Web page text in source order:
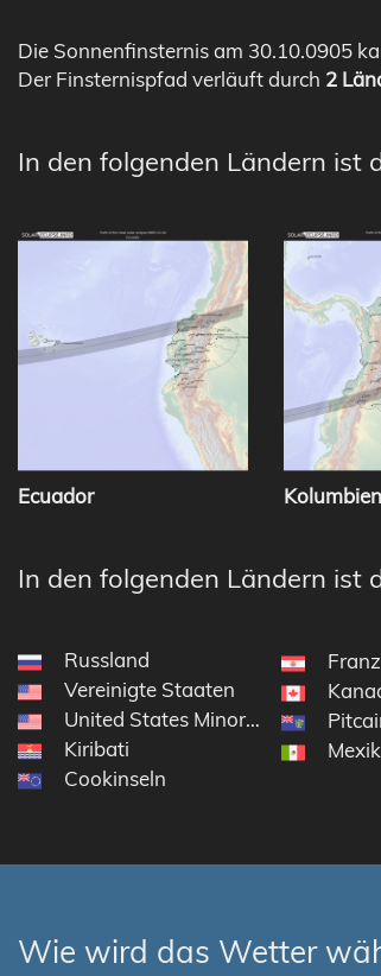
Die Sonnenfinsternis am 30.10.0905
Der Finsternispfad verläuft durch 2
In den folgenden Ländern ist
Ecuador Kolumbien
In den folgenden Ländern ist
Russland
Vereinigte Staaten
United States Minor Outlying
Kiribati
Cookinseln
Wie wird das Wetter